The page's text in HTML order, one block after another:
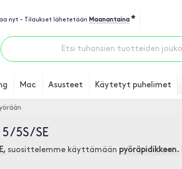
nyt - Tilaukset lähetetään Maanantaina *
Mac Asusteet Käytetyt puhelimet
5S / SE
suosittelemme käyttämään pyöräpidikkeen.